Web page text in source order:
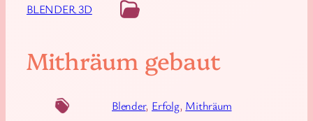
BLENDER 3D
Mithräum gebaut
Blender, Erfolg, Mithräum